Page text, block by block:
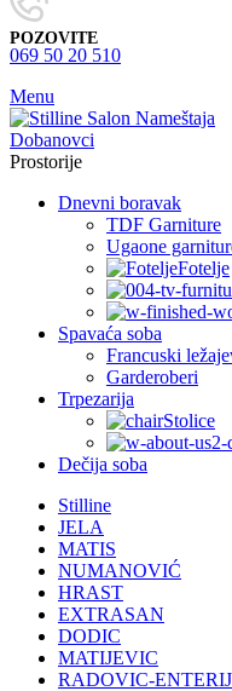
POZOVITE
069 50 20 510
Menu
Prostorije
Dnevni boravak
TDF Garniture
Ugaone
Fotelje
Spavaća soba
Francuski
Garderoberi
Trpezarija
Stolice
Dečija soba
Stilline
JELA
MATIS
NUMANOVIĆ
HRAST
EXTRASAN
DODIC
MATIJEVIC
RADOVIC-